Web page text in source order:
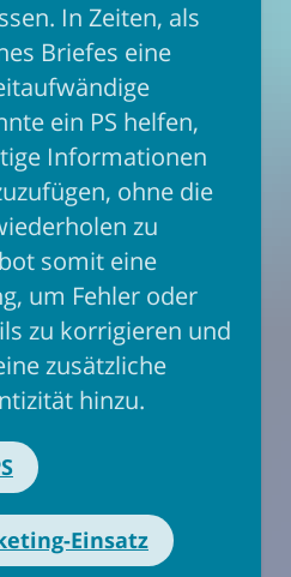
In Zeiten, als
Briefes eine
ein PS helfen,
Informationen
ohne die
zu
somit eine
um Fehler oder
zu korrigieren und
zusätzliche
hinzu.
Einsatz